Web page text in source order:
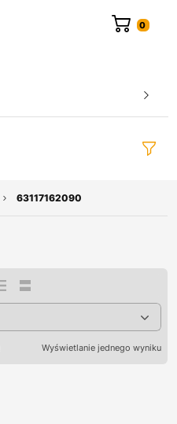
63117162090
Wyświetlanie jednego wyniku